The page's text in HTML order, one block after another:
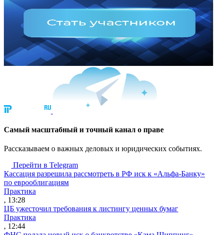
Cамый масштабный и точный канал о праве
Рассказываем о важных деловых и юридических событиях.
Перейти в Telegram
Кассация разрешила рассмотреть в РФ иск к «Альфа-Банку»
по еврооблигациям
Практика
, 13:28
ЦБ ужесточил требования к листингу ценных бумаг
Практика
, 12:44